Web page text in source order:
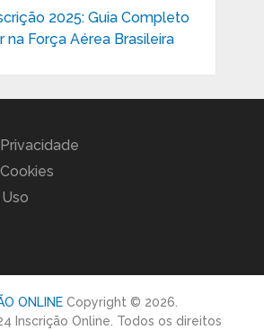
2025: Guia Completo
na Força Aérea Brasileira
ONLINECopyright © 2026.
Inscrição Online. Todos os direitos